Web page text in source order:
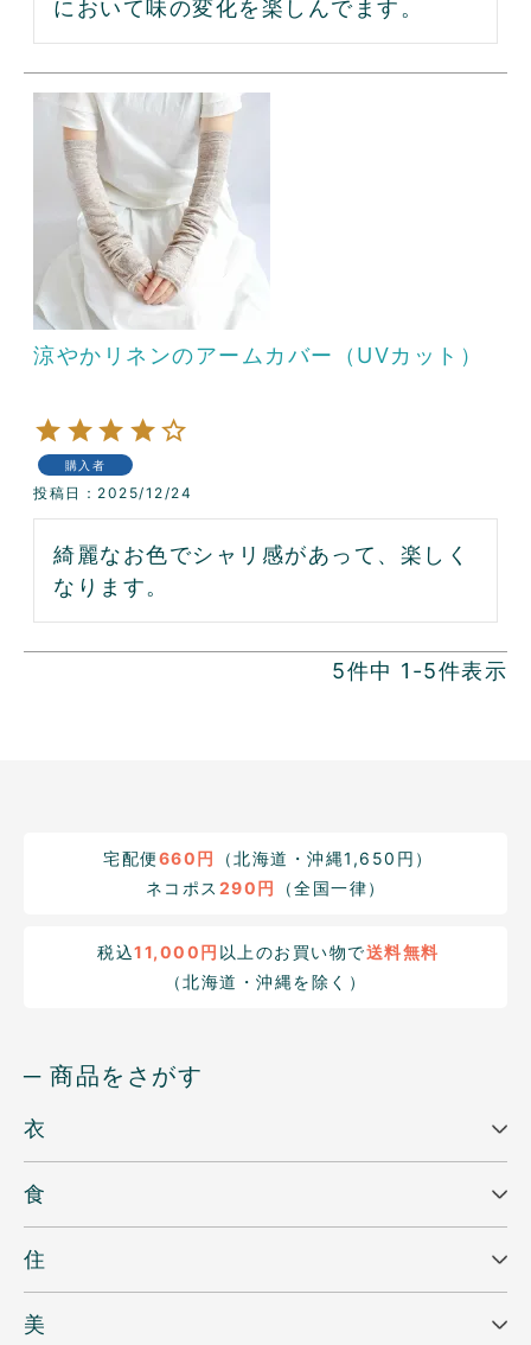
において味の変化を楽しんでます。
涼やかリネンのアームカバー（UVカット）
購入者
投稿日 2025/12/24
綺麗なお色でシャリ感があって、楽しく
なります。
5件中 1 -5件表示
宅配便660円
（北海道・沖縄1,650円）
ネコポス 290円 （全国一律）
税込11,000円 以上のお買い物で送料無料
（北海道・沖縄を除く）
─ 商品をさがす
衣
食
住
美